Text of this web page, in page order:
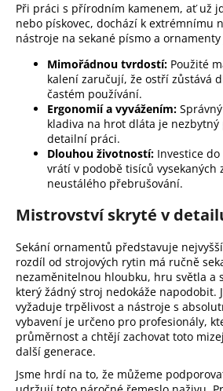
i
s
u
Při práci s přírodním kamenem, ať už
nebo pískovec, dochází k extrémnímu
nástroje na sekané písmo a
Mimořádnou tvrdostí: Použité
kalení zaručují, že ostří zůstává
častém používání.
Ergonomií a vyvážením:
kladiva na hrot dláta je
detailní práci.
Dlouhou životností: Investice
vrátí v podobě tisíců vysekaných
neustálého přebrušování.
Mistrovství skryté v
Sekání ornamentů představuje
rozdíl od strojových rytin má ručně
nezaměnitelnou hloubku, hru světla a
který žádný stroj nedokáže napodobit.
vyžaduje trpělivost a nástroje s
vybavení je určeno pro profesionály,
průměrnost a chtějí zachovat toto
další generace.
Jsme hrdí na to, že můžeme